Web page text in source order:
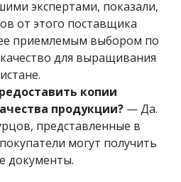
экспертами, показали,
от этого поставщика
приемлемым выбором по
для выращивания
копии
продукции? — Да.
представленные в
могут получить
документы.